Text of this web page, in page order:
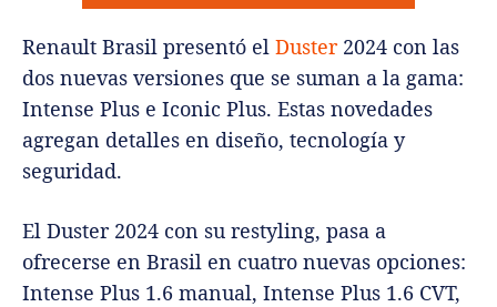
Renault Brasil presentó el Duster2024 con las
dos nuevas versiones que se suman a la gama:
Intense Plus e Iconic Plus. Estas novedades
agregan detalles en diseño, tecnología y
seguridad.
El Duster 2024 con su restyling, pasa a
ofrecerse en Brasil en cuatro nuevas opciones:
Intense Plus 1.6 manual, Intense Plus 1.6 CVT,